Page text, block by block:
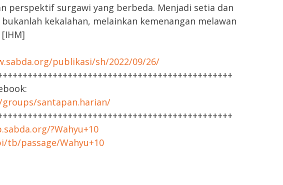
perspektif surgawi yang berbeda. Menjadi setia dan
kekalahan, melainkan kemenangan melawan
publikasi/sh/2022/09/26/
santapan.harian/
?Wahyu+10
passage/Wahyu+10